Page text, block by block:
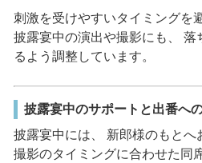
刺激を受けやすいタイミングを
披露宴中の演出や撮影にも、 落
るよう調整しています。
披露宴中のサポートと出番へ
披露宴中には、 新郎様のもとへ
撮影のタイミングに合わせた同